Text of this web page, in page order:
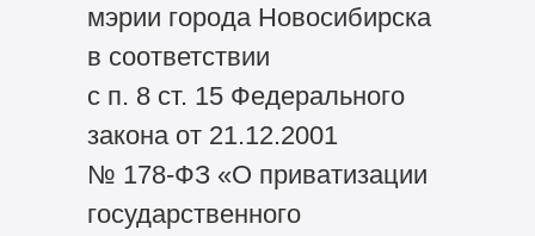
мэрии города Новосибирска
в соответствии
с п. 8 ст. 15 Федерального
закона от 21.12.2001
№ 178-ФЗ«О приватизации
государственного